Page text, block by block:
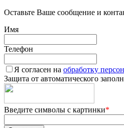
Оставьте Ваше сообщение и
Имя
Телефон
Я согласен на обработку
Защита от автоматического
Введите символы с картинки*